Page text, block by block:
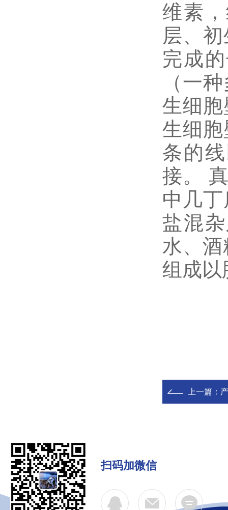
维素
层、
完成
（一
生细
生细
条的
接。
中几
盐混
水、
组成
上一篇：
扫码加微信